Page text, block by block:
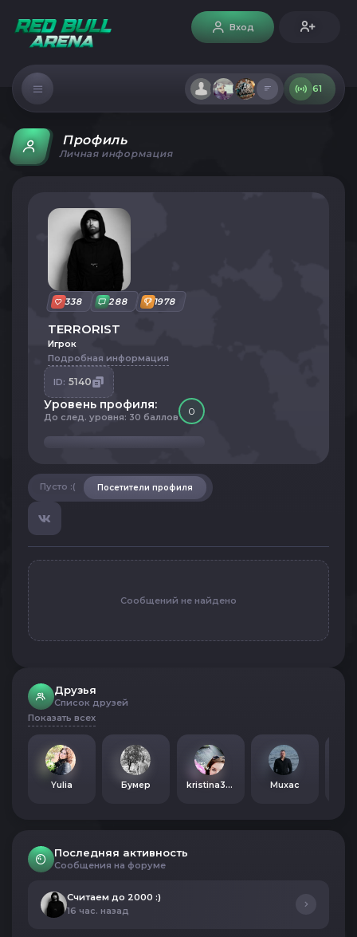
Вход
61
Профиль
Личная информация
338 288 1978
TERRORIST
Игрок
Подробная информация
ID: 5140
Уровень профиля:
До след. уровня: 30 баллов 0
Посетители профиля
Пусто :(
Сообщений не найдено
Друзья
Список друзей
Показать всех
Yulia Бумер kristina30Z Muxac
Последняя активность
Сообщения на форуме
Считаем до 2000 :)
16 час. назад